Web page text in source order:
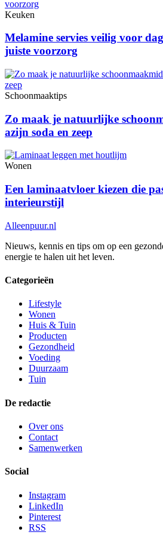
Keuken
Melamine servies veilig voor
juiste voorzorg
Schoonmaaktips
Zo maak je natuurlijke
azijn soda en zeep
Wonen
Een laminaatvloer kiezen die
interieurstijl
Alleenpuur.nl
Nieuws, kennis en tips om op een
energie te halen uit het leven.
Categorieën
Lifestyle
Wonen
Huis & Tuin
Producten
Gezondheid
Voeding
Duurzaam
Tuin
De redactie
Over ons
Contact
Samenwerken
Social
Instagram
LinkedIn
Pinterest
RSS